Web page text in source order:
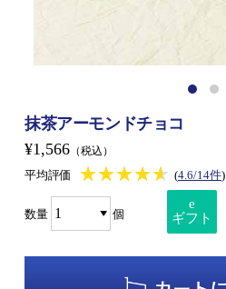
抹茶アーモンドチョコ
¥1,566 （税込）
平均評価 ★★★★★
★★★★★ (4.6/14件)
数量 個
e
ギフト